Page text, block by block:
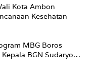
Kota Ambon
Kesehatan
MBG Boros
BGN Sudaryono